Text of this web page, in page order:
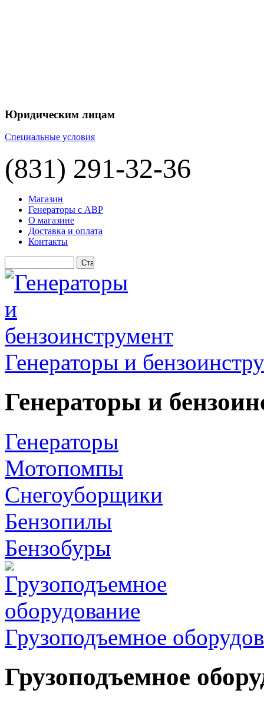
Юридическим лицам
Специальные условия
(831) 291-32-36
Магазин
Генераторы с АВР
О магазине
Доставка и оплата
Контакты
Генераторы и
Генераторы и
Генераторы
Мотопомпы
Снегоуборщики
Бензопилы
Бензобуры
Грузоподъемное
Грузоподъемное